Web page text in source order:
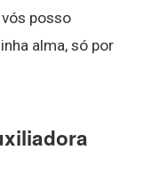
posso
alma, só por